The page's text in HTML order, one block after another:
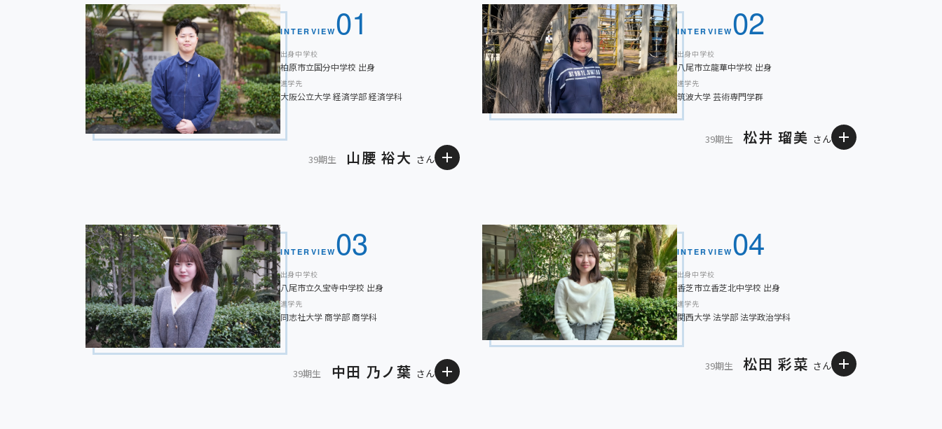
INTERVIEW01
出身中学校
柏原市立国分中学校 出身
進学先
大阪公立大学 経済学部 経済学科
39期生 山腰 裕大 さん
を入れてきました。S特進コースでの学習時間とクラブ活動の時間を両立するために
スキマ時間を無駄にしないことを徹底して意識していました。
大学時代に取り組みたいことは？
大学進学後は、新しいことに積極的に挑戦し、自分の成長につなげていきたいと考え
ています。将来は自分の強みを活かして多くの人の役に立ちたいと思います。
後輩に一言アドバイス
夢や目標は自分の努力によって実現に近づいていくものだと思います。自分を信じて
INTERVIEW02
出身中学校
八尾市立龍華中学校 出身
進学先
筑波大学 芸術専門学群
39期生 松井 瑠美 さん
世話になりました。
大学時代に取り組みたいことは？
大学では、今まで作ったことのない材料で表現してみたいと思います。また、芸術と
他の分野を組み合わせて作品を作ってみたいです。将来の夢はまだ決まっていません
が、自分の作品を多くの方に見てもらいたいと思っています。
後輩に一言アドバイス
INTERVIEW03
出身中学校
八尾市立久宝寺中学校 出身
進学先
同志社大学 商学部 商学科
39期生 中田 乃ノ葉 さん
INTERVIEW04
出身中学校
香芝市立香芝北中学校 出身
進学先
関西大学 法学部 法学政治学科
39期生 松田 彩菜 さん